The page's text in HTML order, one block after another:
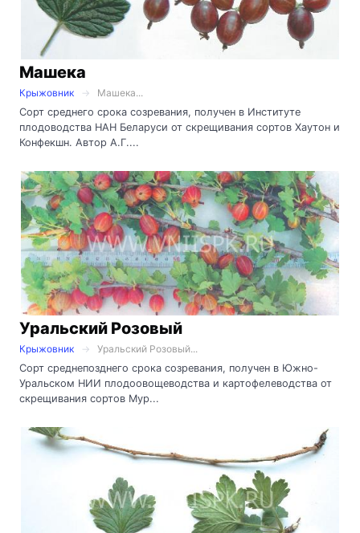
Машека
Крыжовник
Машека...
Сорт среднего срока созревания, получен в Институте
плодоводства НАН Беларуси от скрещивания сортов Хаутон и
Конфекшн. Автор А.Г....
Уральский Розовый
Крыжовник
Уральский Розовый...
Сорт среднепозднего срока созревания, получен в Южно-
Уральском НИИ плодоовощеводства и картофелеводства от
скрещивания сортов Мур...